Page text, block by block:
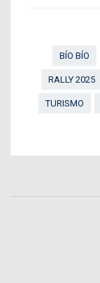
BÍO BÍO
RALLY 2025
TURISMO